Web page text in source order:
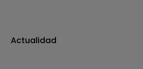
Actualidad